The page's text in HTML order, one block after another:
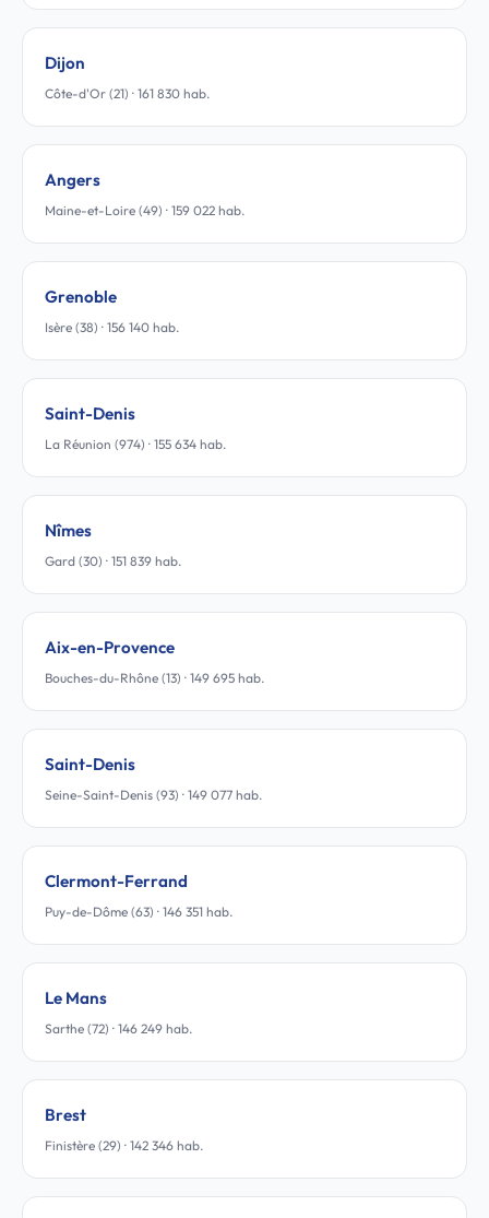
Dijon
Côte-d'Or (21) · 161 830 hab.
Angers
Maine-et-Loire (49) · 159 022 hab.
Grenoble
Isère (38) · 156 140 hab.
Saint-Denis
La Réunion (974) · 155 634 hab.
Nîmes
Gard (30) · 151 839 hab.
Aix-en-Provence
Bouches-du-Rhône (13) · 149 695 hab.
Saint-Denis
Seine-Saint-Denis (93) · 149 077 hab.
Clermont-Ferrand
Puy-de-Dôme (63) · 146 351 hab.
Le Mans
Sarthe (72) · 146 249 hab.
Brest
Finistère (29) · 142 346 hab.